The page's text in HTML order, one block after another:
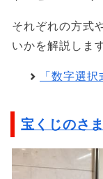
それぞれの方式
いかを解説しま
「数字選
宝くじのさ